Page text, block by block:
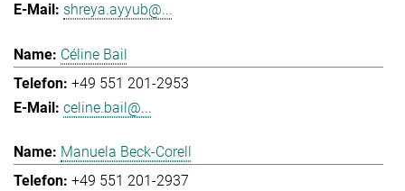
shreya.ayyub@...
Céline Bail
+49 551 201-2953
celine.bail@...
Manuela Beck-Corell
+49 551 201-2937